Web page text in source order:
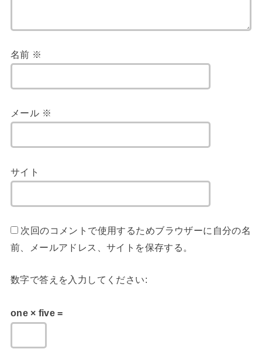
名前 ※
メール ※
サイト
次回のコメントで使用するためブラウザーに自分の名
前、メールアドレス、サイトを保存する。
数字で答えを入力してください:
one × five =